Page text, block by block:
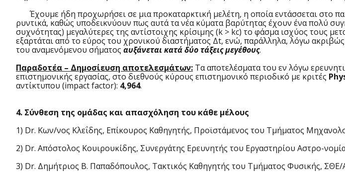
Έχουμε ήδη προχωρήσει σε μια προκαταρκτική μελέτη, η οποία εντάσσεται στο
ρυντικά, καθώς υποδεικνύουν πως αυτά τα νέα κύματα βαρύτητας έχουν ένα πολύ
συχνότητας) μεγαλύτερες της αντίστοιχης κρίσιμης (k > kc) το φάσμα ισχύος τους
εξαρτάται από το εύρος του χρονικού διαστήματος Δt, ενώ, παράλληλα, λόγω
του αναμενόμενου σήματος αυξάνεται κατά δύο τάξεις μεγέθους.
Παραδοτέα – Δημοσίευση αποτελεσμάτων: Τα αποτελέσματα του εν λόγω
επιστημονικής εργασίας, στο διεθνούς κύρους επιστημονικό περιοδικό με κριτές
αντίκτυπου (impact factor): 4,964.
4. Σύνθεση της ομάδας και απασχόληση του κάθε μέλους
1) Dr. Κων/νος Κλεΐδης, Επίκουρος Καθηγητής, Προϊστάμενος του Τμήματος
2) Dr. Απόστολος Κουιρουκίδης, Συνεργάτης Ερευνητής του Εργαστηρίου Αστρο-
3) Dr. Δημήτριος Β. Παπαδόπουλος, Τακτικός Καθηγητής του Τμήματος Φυσικής,